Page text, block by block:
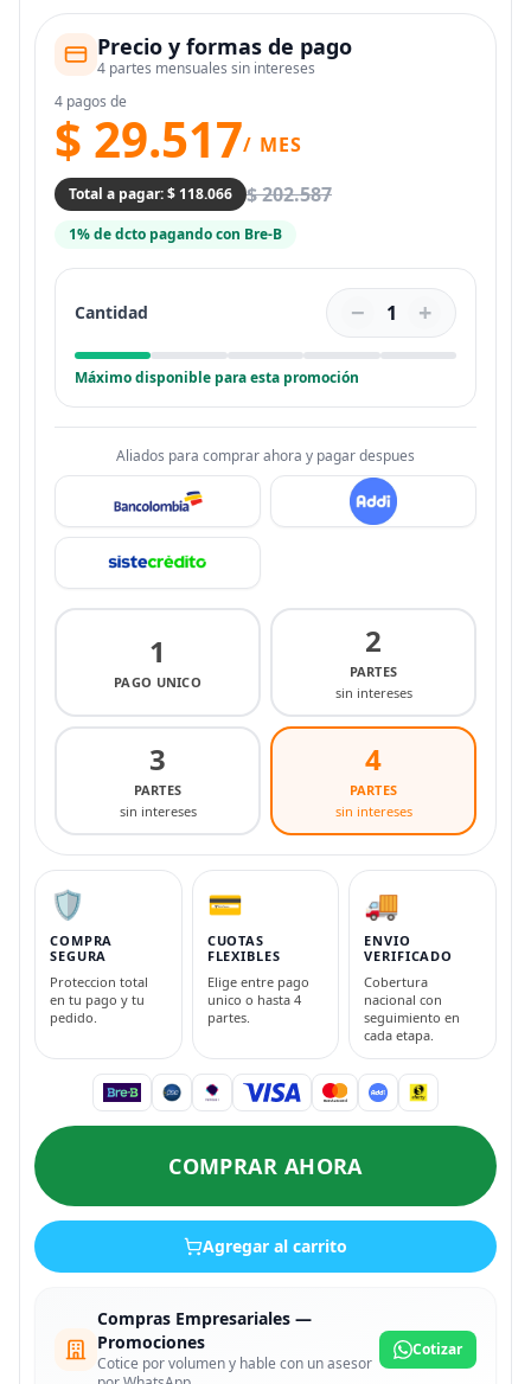
Precio y formas de pago
4 partes mensuales sin intereses
4 pagos de
$ 29.517/ MES
Total a pagar: $ 118.066 $ 202.587
1% de dcto pagando con Bre-B
Cantidad − 1 +
Máximo disponible para esta promoción
Aliados para comprar ahora y pagar despues
1
PAGO UNICO
2
PARTES
sin intereses
3
PARTES
sin intereses
4
PARTES
sin intereses
🛡️
COMPRA
SEGURA
Proteccion total
en tu pago y tu
pedido.
💳
CUOTAS
FLEXIBLES
Elige entre pago
unico o hasta 4
partes.
🚚
ENVIO
VERIFICADO
Cobertura
nacional con
seguimiento en
cada etapa.
COMPRAR AHORA
Agregar al carrito
Compras Empresariales —
Promociones
Cotice por volumen y hable con un asesor
Cotizar